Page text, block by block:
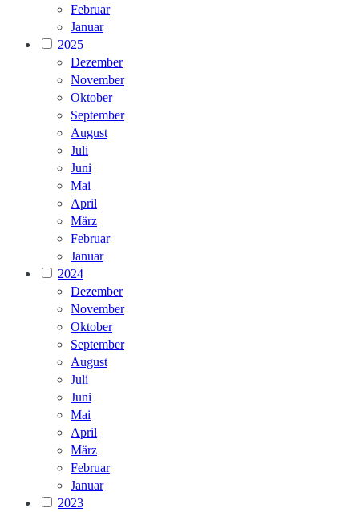
Februar
Januar
2025
Dezember
November
Oktober
September
August
Juli
Juni
Mai
April
März
Februar
Januar
2024
Dezember
November
Oktober
September
August
Juli
Juni
Mai
April
März
Februar
Januar
2023